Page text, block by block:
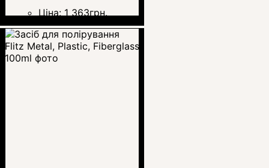
Ціна: 1 363грн.